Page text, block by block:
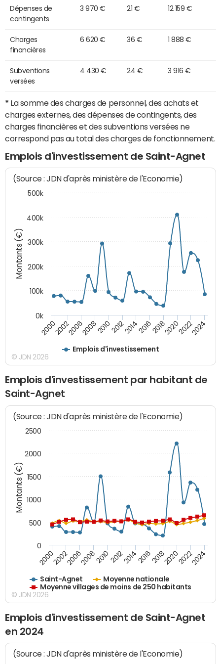
Dépenses de
contingents
3 970 € 21 € 12 159 €
Charges
financières
6 620 € 36 € 1 888 €
Subventions
versées
4 430 € 24 € 3 916 €
* La somme des charges de personnel, des achats et
charges externes, des dépenses de contingents, des
charges financières et des subventions versées ne
correspond pas au total des charges de fonctionnement.
Emplois d'investissement de Saint-Agnet
Montants (€)
(Source : JDN d'après ministère de l'Economie)
Emplois d'investissement
200020022006200820102012201420162018202020222024
0k
100k
200k
300k
400k
500k
© JDN 2026
Emplois d'investissement par habitant de
Saint-Agnet
Montants (€)
(Source : JDN d'après ministère de l'Economie)
Saint-Agnet
Moyenne nationale
Moyenne villages de moins de 250 habitants
200020022006200820102012201420162018202020222024
0
500
1000
1500
2000
2500
© JDN 2026
Emplois d'investissement de Saint-Agnet
en 2024
(Source : JDN d'après ministère de l'Economie)